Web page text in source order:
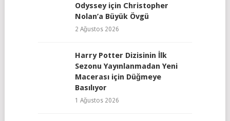
Odyssey için Christopher
Nolan’a Büyük Övgü
2 Ağustos 2026
Harry Potter Dizisinin İlk
Sezonu Yayınlanmadan Yeni
Macerası için Düğmeye
Basılıyor
1 Ağustos 2026